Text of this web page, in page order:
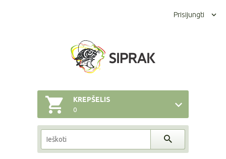
Prisijungti
KREPŠELIS
0